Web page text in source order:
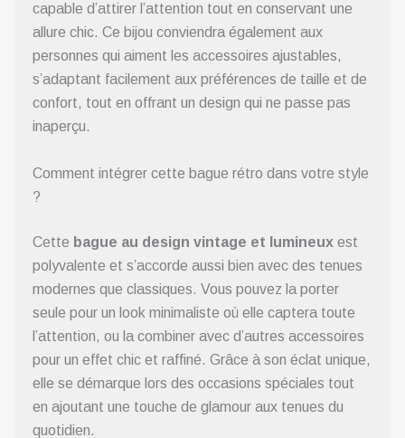
capable d’attirer l’attention tout en conservant une
allure chic. Ce bijou conviendra également aux
personnes qui aiment les accessoires ajustables,
s’adaptant facilement aux préférences de taille et de
confort, tout en offrant un design qui ne passe pas
inaperçu.
Comment intégrer cette bague rétro dans votre style
?
Cette bague au design vintage et lumineux est
polyvalente et s’accorde aussi bien avec des tenues
modernes que classiques. Vous pouvez la porter
seule pour un look minimaliste où elle captera toute
l’attention, ou la combiner avec d’autres accessoires
pour un effet chic et raffiné. Grâce à son éclat unique,
elle se démarque lors des occasions spéciales tout
en ajoutant une touche de glamour aux tenues du
quotidien.